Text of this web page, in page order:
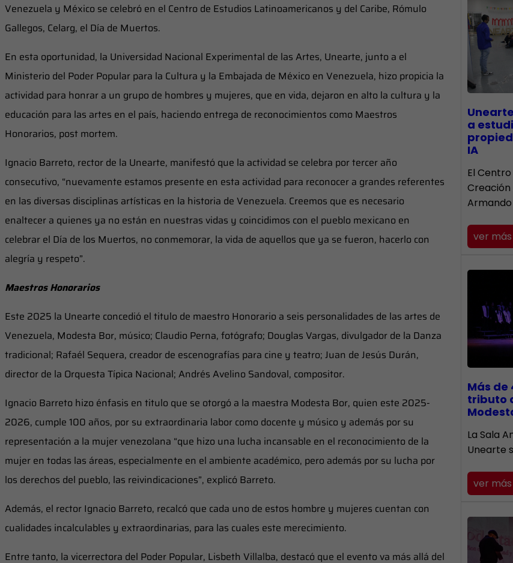
Venezuela y México se celebró en el Centro de Estudios Latinoamericanos y del Caribe, Rómulo
Gallegos, Celarg, el Día de Muertos.
En esta oportunidad, la Universidad Nacional Experimental de las Artes, Unearte, junto a el
Ministerio del Poder Popular para la Cultura y la Embajada de México en Venezuela, hizo propicia la
actividad para honrar a un grupo de hombres y mujeres, que en vida, dejaron en alto la cultura y la
educación para las artes en el país, haciendo entrega de reconocimientos como Maestros
Honorarios, post mortem.
Ignacio Barreto, rector de la Unearte, manifestó que la actividad se celebra por tercer año
consecutivo, “nuevamente estamos presente en esta actividad para reconocer a grandes referentes
en las diversas disciplinas artísticas en la historia de Venezuela. Creemos que es necesario
enaltecer a quienes ya no están en nuestras vidas y coincidimos con el pueblo mexicano en
celebrar el Día de los Muertos, no conmemorar, la vida de aquellos que ya se fueron, hacerlo con
alegría y respeto”.
Maestros Honorarios
Este 2025 la Unearte concedió el titulo de maestro Honorario a seis personalidades de las artes de
Venezuela, Modesta Bor, músico; Claudio Perna, fotógrafo; Douglas Vargas, divulgador de la Danza
tradicional; Rafaél Sequera, creador de escenografías para cine y teatro; Juan de Jesús Durán,
director de la Orquesta Típica Nacional; Andrés Avelino Sandoval, compositor.
Ignacio Barreto hizo énfasis en titulo que se otorgó a la maestra Modesta Bor, quien este 2025-
2026, cumple 100 años, por su extraordinaria labor como docente y músico y además por su
representación a la mujer venezolana “que hizo una lucha incansable en el reconocimiento de la
mujer en todas las áreas, especialmente en el ambiente académico, pero además por su lucha por
los derechos del pueblo, las reivindicaciones”, explicó Barreto.
Además, el rector Ignacio Barreto, recalcó que cada uno de estos hombre y mujeres cuentan con
cualidades incalculables y extraordinarias, para las cuales este merecimiento.
Entre tanto, la vicerrectora del Poder Popular, Lisbeth Villalba, destacó que el evento va más allá del
a
IA
El
Creación
ver más
Más de
tributo
​La Sala
Unearte
ver más